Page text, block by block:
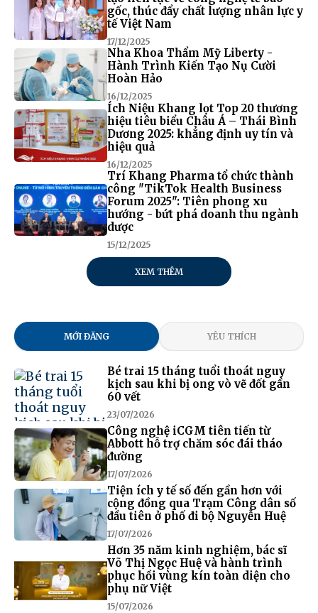
gốc, thúc đẩy chất lượng nhân lực y
tế Việt Nam
17/12/2025
Nha Khoa Thẩm Mỹ Liberty -
Hành Trình Kiến Tạo Nụ Cười
Hoàn Hảo
16/12/2025
Ích Niệu Khang lọt Top 20 thương
hiệu tiêu biểu Châu Á – Thái Bình
Dương 2025: khẳng định uy tín và
hiệu quả
16/12/2025
Trí Khang Pharma tổ chức thành
công "TikTok Health Business
Forum 2025": Tiên phong xu
hướng - bứt phá doanh thu ngành
dược
15/12/2025
XEM THÊM
MỚI ĐĂNG YÊU THÍCH
Bé trai 15 tháng tuổi thoát nguy
kịch sau khi bị ong vò vẽ đốt gần
60 vết
23/07/2026
Công nghệ iCGM tiên tiến từ
Abbott hỗ trợ chăm sóc đái tháo
đường
17/07/2026
Tiện ích y tế số đến gần hơn với
cộng đồng qua Trạm Công dân số
đầu tiên ở phố đi bộ Nguyễn Huệ
17/07/2026
Hơn 35 năm kinh nghiệm, bác sĩ
Võ Thị Ngọc Huệ và hành trình
phục hồi vùng kín toàn diện cho
phụ nữ Việt
15/07/2026